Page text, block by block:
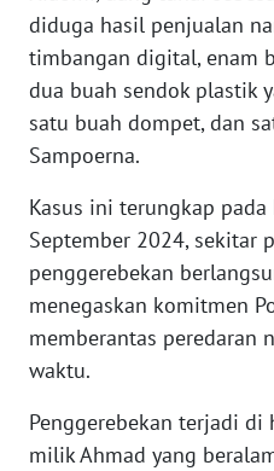
diduga hasil penjualan
timbangan digital, enam
dua buah sendok plastik
satu buah dompet, dan
Sampoerna.
Kasus ini terungkap
September 2024, sekitar
penggerebekan
menegaskan komitmen
memberantas peredaran
waktu.
Penggerebekan terjadi
milik Ahmad yang
WN
SUMSEL
WN
BENGKULU
WN
LAMPUNG
WN
JATENG
NUSANTARA